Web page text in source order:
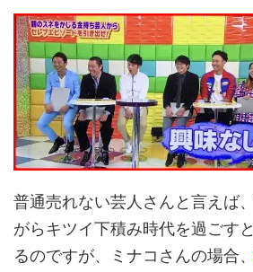
普通売れない芸人さんと言えば
がらキツイ下積み時代を過ごす
るのですが、ミナコさんの場合、